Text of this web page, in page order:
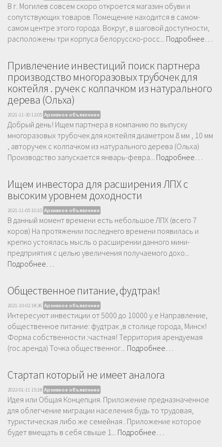
В г. Могилев совсем скоро откроется магазин обуви и
сопутствующих товаров. Помещение находится в самом-
самом центре этого города. Вокруг, в шаговой доступности,
расположены три корпуса белорусско-росс... Подробнее…
Привлечение инвестиций поиск партнера
производство многоразовых трубочек для
коктейля . ручек с колпачком из натурального
дерева (Ольха)
2021-11-30 12:05 Архивное объявление
Добрый день! Ищем партнера в компанию по выпуску
многоразовых трубочек для коктейля диаметром 8 мм , 10 мм
, авторучек с колпачком из натурального дерева (Ольха)
Производство запускается январь-февра... Подробнее…
Ищем инвестора для расширения ЛПХ с
высоким уровнем доходности
2021-11-05 10:10 Архивное объявление
В данный момент времени есть небольшое ЛПХ (всего 7
коров) На протяжении последнего времени появилась и
крепко устоялась мысль о расширении данного мини-
предприятия с целью увеличения получаемого дохо...
Подробнее…
Общественное питание, фудтрак!
2021-10-02 18:36 Архивное объявление
Интересуют инвестиции от 5000 до 10000 у.е Направление,
общественное питание: фудтрак ,в столице города, Минск!
Форма собственности :частная! Территория арендуемая
(гос.аренда) Точка общественног... Подробнее…
Стартап который не имеет аналога
2022-01-11 15:18 Архивное объявление
Идея или Общая Концепция. Приложение предназначенное
для облегчение миграции населения будь то трудовая,
туристическая либо же семейная . Приложение которое
будет вмещать в себя свыше 1... Подробнее…